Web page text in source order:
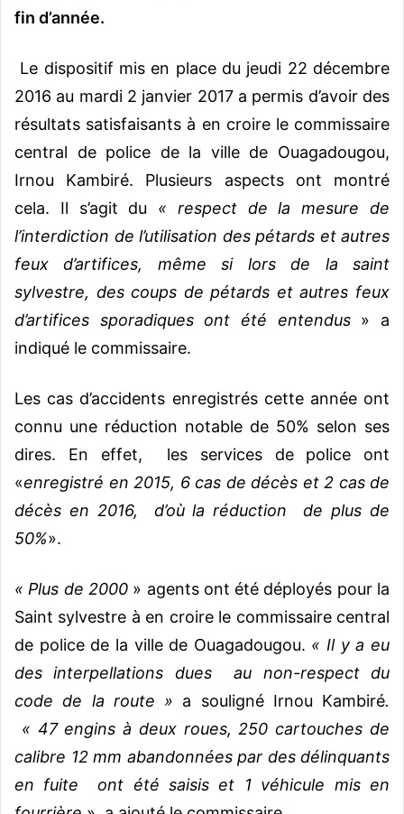
fin d’année.
Le dispositif mis en place du jeudi 22 décembre
2016 au mardi 2 janvier 2017 a permis d’avoir des
résultats satisfaisants à en croire le commissaire
central de police de la ville de Ouagadougou,
Irnou Kambiré. Plusieurs aspects ont montré
cela. Il s’agit du « respect de la mesure de
l’interdiction de l’utilisation des pétards et autres
feux d’artifices, même si lors de la saint
sylvestre, des coups de pétards et autres feux
d’artifices sporadiques ont été entendus» a
indiqué le commissaire.
Les cas d’accidents enregistrés cette année ont
connu une réduction notable de 50% selon ses
dires. En effet, les services de police ont
«enregistré en 2015, 6 cas de décès et 2 cas de
décès en 2016, d’où la réduction de plus de
50%».
« Plus de 2000» agents ont été déployés pour la
Saint sylvestre à en croire le commissaire central
de police de la ville de Ouagadougou. « Il y a eu
des interpellations dues au non-respect du
code de la route » a souligné Irnou Kambiré.
« 47 engins à deux roues, 250 cartouches de
calibre 12 mm abandonnées par des délinquants
en fuite ont été saisis et 1 véhicule mis en